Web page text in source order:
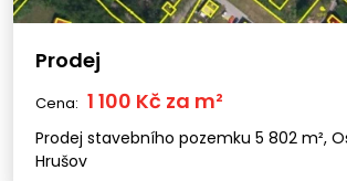
Prodej
Cena: 1 100 Kč za m²
Prodej stavebního pozemku 5 802 m²,
Hrušov